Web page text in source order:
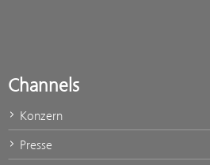
Channels
Konzern
Presse